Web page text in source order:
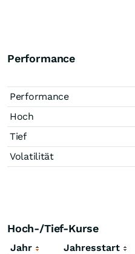
Performance
Performance
Hoch
Tief
Volatilität
Hoch-/Tief-Kurse
Jahr Jahresstart